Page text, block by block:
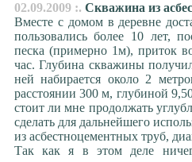
02.09.2009 :. Скважина из
Вместе с домом в деревне
пользовались более 10 лет,
песка (примерно 1м), приток
час. Глубина скважины
ней набирается около 2
расстоянии 300 м, глубиной
стоит ли мне продолжать
сделать для дальнейшего
из асбестноцементных труб,
Так как я в этом деле